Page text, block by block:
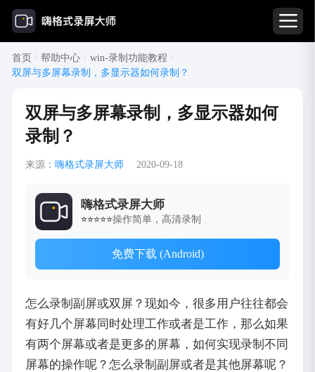
首页 / 帮助中心 / win-录制功能教程 /
双屏与多屏幕录制，多显示器如何录制？
双屏与多屏幕录制，多显示器如何
录制？
来源： 嗨格式录屏大师 2020-09-18
嗨格式录屏大师
⭐⭐⭐⭐⭐操作简单，高清录制
免费下载 (Android)
怎么录制副屏或双屏？现如今，很多用户往往都会
有好几个屏幕同时处理工作或者是工作，那么如果
有两个屏幕或者是更多的屏幕，如何实现录制不同
屏幕的操作呢？怎么录制副屏或者是其他屏幕呢？